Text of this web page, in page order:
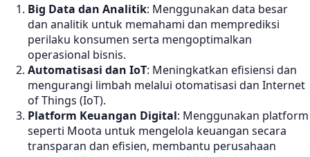
Big Data dan Analitik: Menggunakan data besar
dan analitik untuk memahami dan memprediksi
perilaku konsumen serta mengoptimalkan
operasional bisnis.
Automatisasi dan IoT: Meningkatkan efisiensi dan
mengurangi limbah melalui otomatisasi dan Internet
of Things (IoT).
Platform Keuangan Digital: Menggunakan platform
seperti Moota untuk mengelola keuangan secara
transparan dan efisien, membantu perusahaan